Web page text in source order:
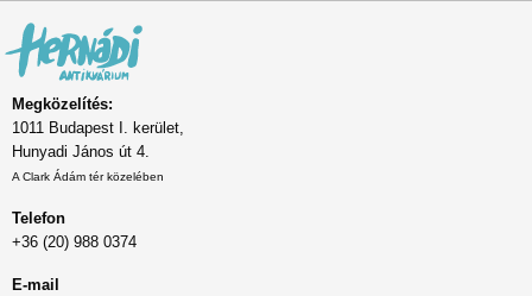
Megközelítés:
1011 Budapest I. kerület,
Hunyadi János út 4.
A Clark Ádám tér közelében
Telefon
+36 (20) 988 0374
E-mail